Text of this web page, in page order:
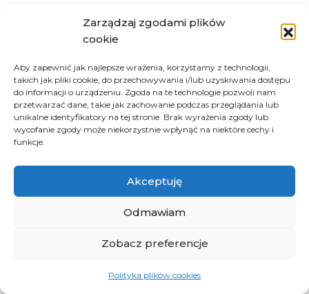
Zarządzaj zgodami plików
cookie
Aby zapewnić jak najlepsze wrażenia, korzystamy z technologii,
takich jak pliki cookie, do przechowywania i/lub uzyskiwania dostępu
do informacji o urządzeniu. Zgoda na te technologie pozwoli nam
przetwarzać dane, takie jak zachowanie podczas przeglądania lub
unikalne identyfikatory na tej stronie. Brak wyrażenia zgody lub
wycofanie zgody może niekorzystnie wpłynąć na niektóre cechy i
funkcje.
Akceptuję
Odmawiam
Zobacz preferencje
Polityka plików cookies
szeroko rozumiane wsparcie Instytucji Zarządzającej
(IZ) we wdrażaniu procesu realizacji RPO WO 2014-
2020, zamykania interwencji strukturalnych
rozpoczętych w latach 2007-2013 oraz
przygotowania do nowego okresu programowania
2021-2027. Cel realizacji projektu i jego wpływ na
realizację celów RPO WO 2014-2020:
działanie IZ RPO WO 2014-2020, w szczególności
poprzez finansowanie wynagrodzeń
biurowych wraz z kosztami eksploatacji,
niezbędnego sprzętu i materiałów biurowych,